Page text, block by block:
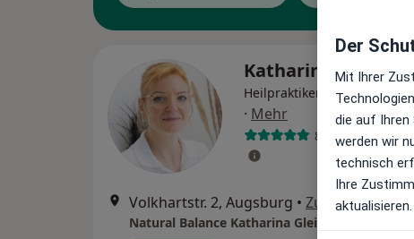
Katharina Gleich
Heilpraktikerin,
· Mehr
8 Bewertungen
Volkhartstr. 2, Augsburg • Zu Google
Natural Balance Katharina Gleich
Der
Mit Ihrer
die auf Ihren
werden wir
technisch
Ihre